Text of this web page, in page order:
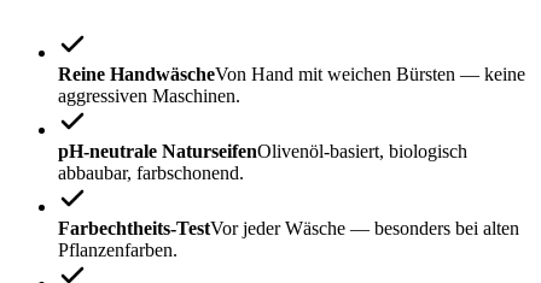
Reine HandwäscheVon Hand mit weichen Bürsten — keine
aggressiven Maschinen.
pH-neutrale NaturseifenOlivenöl-basiert, biologisch
abbaubar, farbschonend.
Farbechtheits-TestVor jeder Wäsche — besonders bei alten
Pflanzenfarben.